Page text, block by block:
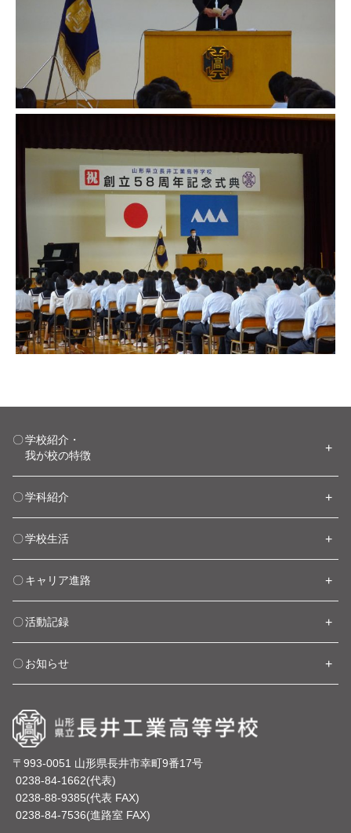
学校紹介・
我が校の特徴
学科紹介
学校生活
キャリア進路
活動記録
お知らせ
〒993-0051 山形県長井市幸町9番17号
0238-84-1662(代表)
0238-88-9385(代表 FAX)
0238-84-7536(進路室 FAX)